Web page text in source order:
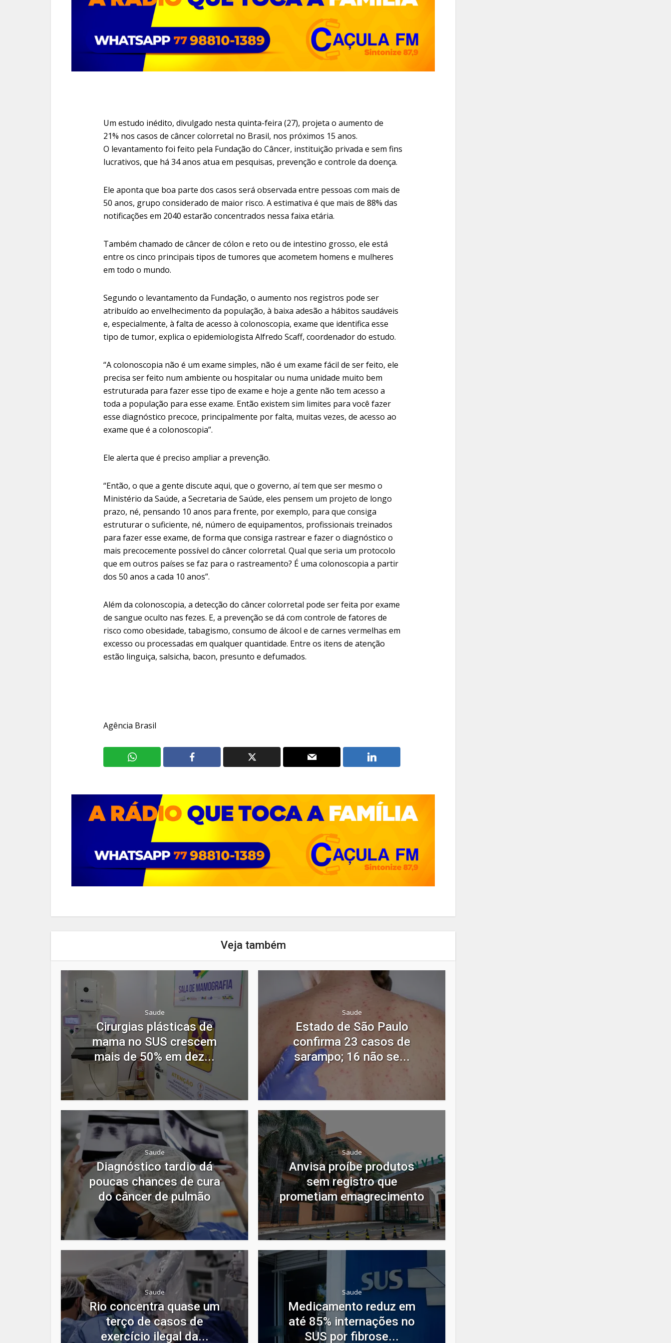
Um estudo inédito, divulgado nesta quinta-feira (27), projeta o aumento de
21% nos casos de câncer colorretal no Brasil, nos próximos 15 anos.
O levantamento foi feito pela Fundação do Câncer, instituição privada e sem fins
lucrativos, que há 34 anos atua em pesquisas, prevenção e controle da doença.
Ele aponta que boa parte dos casos será observada entre pessoas com mais de
50 anos, grupo considerado de maior risco. A estimativa é que mais de 88% das
notificações em 2040 estarão concentrados nessa faixa etária.
Também chamado de câncer de cólon e reto ou de intestino grosso, ele está
entre os cinco principais tipos de tumores que acometem homens e mulheres
em todo o mundo.
Segundo o levantamento da Fundação, o aumento nos registros pode ser
atribuído ao envelhecimento da população, à baixa adesão a hábitos saudáveis
e, especialmente, à falta de acesso à colonoscopia, exame que identifica esse
tipo de tumor, explica o epidemiologista Alfredo Scaff, coordenador do estudo.
“A colonoscopia não é um exame simples, não é um exame fácil de ser feito, ele
precisa ser feito num ambiente ou hospitalar ou numa unidade muito bem
estruturada para fazer esse tipo de exame e hoje a gente não tem acesso a
toda a população para esse exame. Então existem sim limites para você fazer
esse diagnóstico precoce, principalmente por falta, muitas vezes, de acesso ao
exame que é a colonoscopia”.
Ele alerta que é preciso ampliar a prevenção.
“Então, o que a gente discute aqui, que o governo, aí tem que ser mesmo o
Ministério da Saúde, a Secretaria de Saúde, eles pensem um projeto de longo
prazo, né, pensando 10 anos para frente, por exemplo, para que consiga
estruturar o suficiente, né, número de equipamentos, profissionais treinados
para fazer esse exame, de forma que consiga rastrear e fazer o diagnóstico o
mais precocemente possível do câncer colorretal. Qual que seria um protocolo
que em outros países se faz para o rastreamento? É uma colonoscopia a partir
dos 50 anos a cada 10 anos”.
Além da colonoscopia, a detecção do câncer colorretal pode ser feita por exame
de sangue oculto nas fezes. E, a prevenção se dá com controle de fatores de
risco como obesidade, tabagismo, consumo de álcool e de carnes vermelhas em
excesso ou processadas em qualquer quantidade. Entre os itens de atenção
estão linguiça, salsicha, bacon, presunto e defumados.
Agência Brasil
Veja também
Saude
Cirurgias plásticas de
mama no SUS crescem
mais de 50% em dez...
Saude
Estado de São Paulo
confirma 23 casos de
sarampo; 16 não se...
Saude
Diagnóstico tardio dá
poucas chances de cura
do câncer de pulmão
Saude
Anvisa proíbe produtos
sem registro que
prometiam emagrecimento
Saude
Rio concentra quase um
terço de casos de
exercício ilegal da...
Saude
Medicamento reduz em
até 85% internações no
SUS por fibrose...